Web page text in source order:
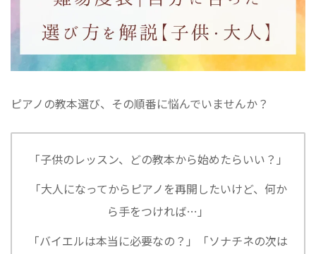
ピアノの教本選び、その順番に悩んでいませんか？
「子供のレッスン、どの教本から始めたらいい？」
「大人になってからピアノを再開したいけど、何か
ら手をつければ…」
「バイエルは本当に必要なの？」「ソナチネの次は